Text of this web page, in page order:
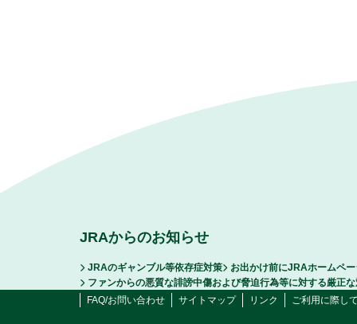
JRAからのお知らせ
JRAのギャンブル等依存症対策
お出かけ前にJRAホームペ
ファンからの悪質な誹謗中傷および脅迫行為等に対する厳正
FAQ/お問い合わせ
サイトマップ リンク ご利用に際し